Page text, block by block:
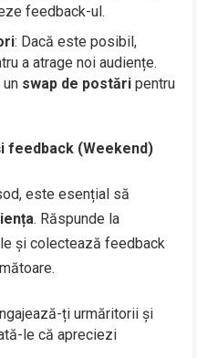
feedback-ul.
: Dacă este posibil,
a atrage noi audiențe.
un swap de postări pentru
feedback (Weekend)
este esențial să
. Răspunde la
și colectează feedback
ți urmăritorii și
le că apreciezi